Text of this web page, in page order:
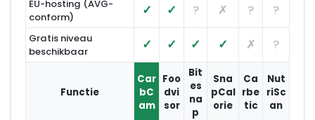
EU-hosting (AVG-
conform)
✓ ✓ ? ✗ ? ?
Gratis niveau
beschikbaar
✓ ✓ ✓ ✓ ✗ ?
Functie
Car
bC
am
Foo
dvi
sor
Bit
es
na
p
Sna
pCal
orie
Ca
rbe
tic
Nut
riSc
an